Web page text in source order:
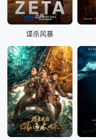
正片
谍杀风暴
正片